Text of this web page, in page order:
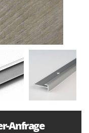
Anfrage